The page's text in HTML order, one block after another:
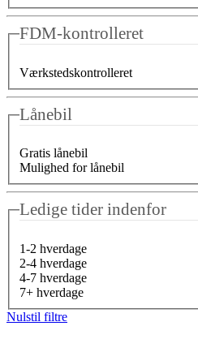
FDM-kontrolleret
Værkstedskontrolleret
Lånebil
Gratis lånebil
Mulighed for lånebil
Ledige tider indenfor
1-2 hverdage
2-4 hverdage
4-7 hverdage
7+ hverdage
Nulstil filtre